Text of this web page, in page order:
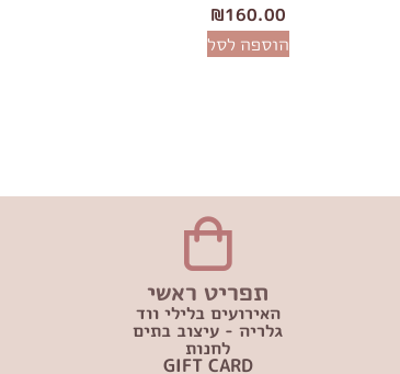
₪160.00
הוספה לסל
תפריט ראשי
האירועים בלילי ווד
גלריה - עיצוב בתים
לחנות
GIFT CARD